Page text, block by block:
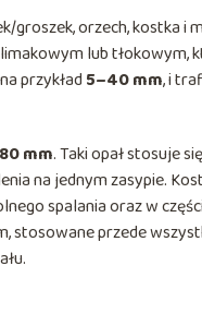
orzech, kostka i
lub tłokowym,
przykład 5–40 mm, i
mm. Taki opał stosuje
na jednym zasypie.
spalania oraz w części
stosowane przede